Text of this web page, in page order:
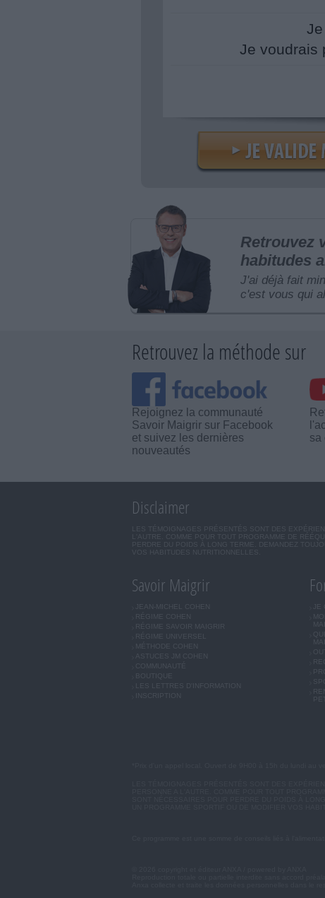
Je voudrais
Retrouvez
habitudes
J'ai déjà fait
c'est vous qui
Retrouvez la méthode sur
Rejoignez la communauté
Savoir Maigrir sur Facebook
et suivez les dernières
nouveautés
sa
Disclaimer
LES TÉMOIGNAGES PRÉSENTÉS SONT DES
L'AUTRE. COMME POUR TOUT PROGRAMME DE
PERDRE DU POIDS À LONG TERME. DEMANDEZ
VOS HABITUDES NUTRITIONNELLES.
Savoir Maigrir
JEAN-MICHEL COHEN
RÉGIME COHEN
RÉGIME SAVOIR MAIGRIR
RÉGIME UNIVERSEL
MÉTHODE COHEN
ASTUCES JM COHEN
COMMUNAUTÉ
BOUTIQUE
LES LETTRES D'INFORMATION
INSCRIPTION